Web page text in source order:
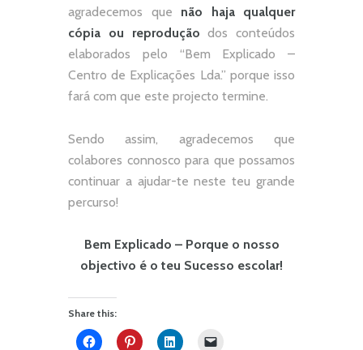
agradecemos que não
haja qualquer
cópia ou reprodução dos conteúdos
elaborados pelo “Bem Explicado –
Centro de Explicações Lda.” porque isso
fará com que este projecto termine.
Sendo assim, agradecemos que
colabores connosco para que possamos
continuar a ajudar-te neste teu grande
percurso!
Bem Explicado – Porque o nosso
objectivo é o teu Sucesso escolar!
Share this: